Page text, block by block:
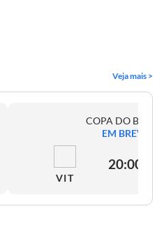
Veja mais >
COPA DO
EM BREVE
VIT
20:00